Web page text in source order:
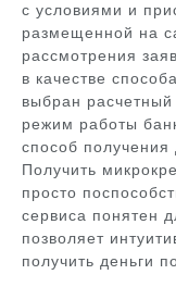
с условиями и
размещенной на
рассмотрения
в качестве
выбран
режим работы
способ получения
Получить
просто
сервиса понятен
позволяет
получить деньги